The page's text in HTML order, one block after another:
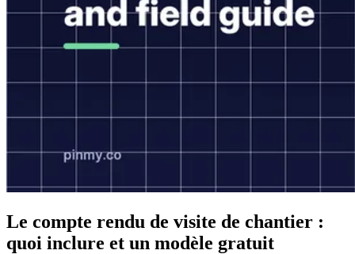
Le compte rendu de visite de chantier :
quoi inclure et un modèle gratuit